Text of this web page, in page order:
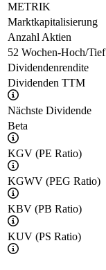
METRIK
Marktkapitalisierung
Anzahl Aktien
52 Wochen-Hoch/Tief
Dividendenrendite
Dividenden TTM
Nächste Dividende
Beta
KGV (PE Ratio)
KGWV (PEG Ratio)
KBV (PB Ratio)
KUV (PS Ratio)